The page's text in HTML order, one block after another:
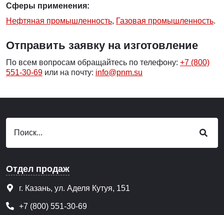
Сферы применения:
Нефтяная промышленность, Газовая промышленность.
Отправить заявку на изготовление
По всем вопросам обращайтесь по телефону: +7 (800)
551-30-69 или на почту: info@pnm.su
Отдел продаж
г. Казань, ул. Аделя Кутуя, 151
+7 (800) 551-30-69